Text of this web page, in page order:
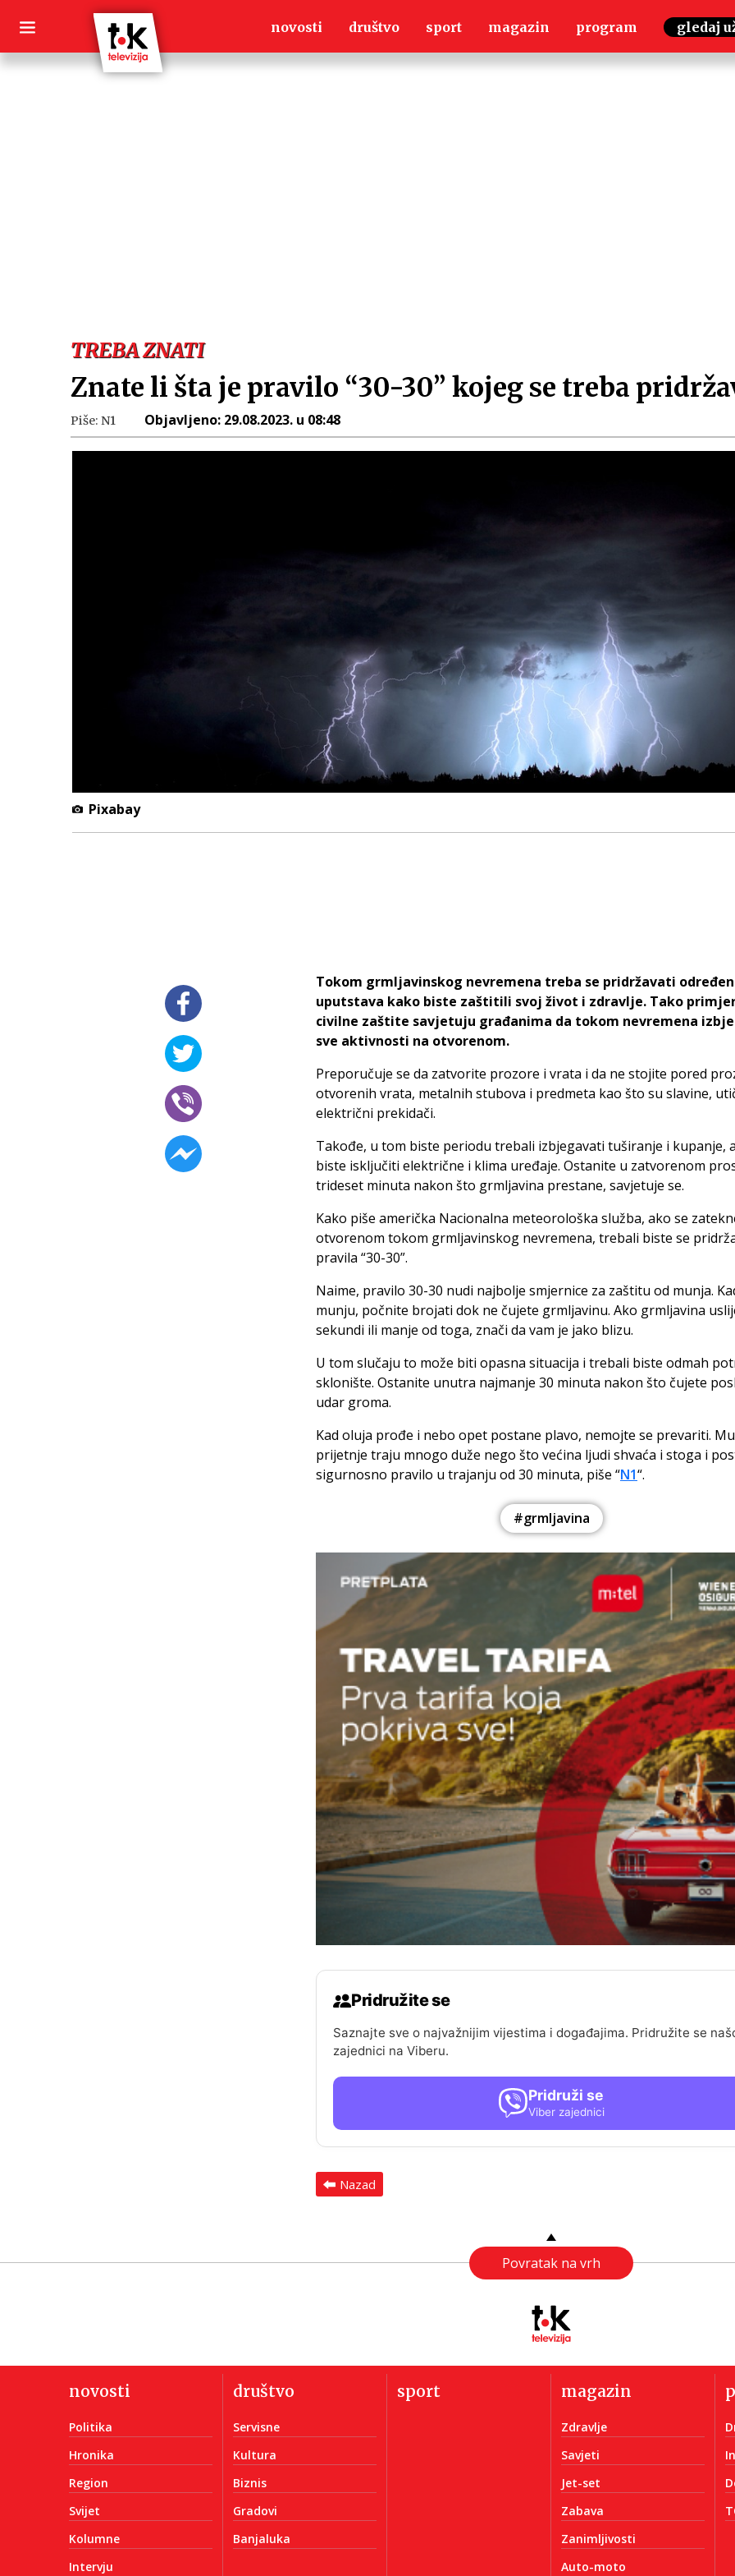
content
novosti društvo sport magazin program gledaj
TREBA ZNATI
Znate li šta je pravilo “30-30” kojeg se treba
Piše: N1 Objavljeno: 29.08.2023. u 08:48
Pixabay
Tokom grmljavinskog nevremena treba se pridržavati
uputstava kako biste zaštitili svoj život i zdravlje. Tako
civilne zaštite savjetuju građanima da tokom nevremena
sve aktivnosti na otvorenom.
Preporučuje se da zatvorite prozore i vrata i da ne stojite pored
otvorenih vrata, metalnih stubova i predmeta kao što su slavine,
električni prekidači.
Takođe, u tom biste periodu trebali izbjegavati tuširanje i kupanje,
biste isključiti električne i klima uređaje. Ostanite u zatvorenom
trideset minuta nakon što grmljavina prestane, savjetuje se.
Kako piše američka Nacionalna meteorološka služba, ako se
otvorenom tokom grmljavinskog nevremena, trebali biste se
pravila “30-30”.
Naime, pravilo 30-30 nudi najbolje smjernice za zaštitu od munja.
munju, počnite brojati dok ne čujete grmljavinu. Ako grmljavina
sekundi ili manje od toga, znači da vam je jako blizu.
U tom slučaju to može biti opasna situacija i trebali biste odmah
sklonište. Ostanite unutra najmanje 30 minuta nakon što čujete
udar groma.
Kad oluja prođe i nebo opet postane plavo, nemojte se prevariti.
prijetnje traju mnogo duže nego što većina ljudi shvaća i stoga i
sigurnosno pravilo u trajanju od 30 minuta, piše “N1“.
#grmljavina
Pridružite se
Saznajte sve o najvažnijim vijestima i događajima. Pridružite se
zajednici na Viberu.
Pridruži se
Viber zajednici
Nazad
Povratak na vrh
novosti
Politika
Hronika
Region
Svijet
Kolumne
Intervju
društvo
Servisne
Kultura
Biznis
Gradovi
Banjaluka
sport magazin
Zdravlje
Savjeti
Jet-set
Zabava
Zanimljivosti
Auto-moto